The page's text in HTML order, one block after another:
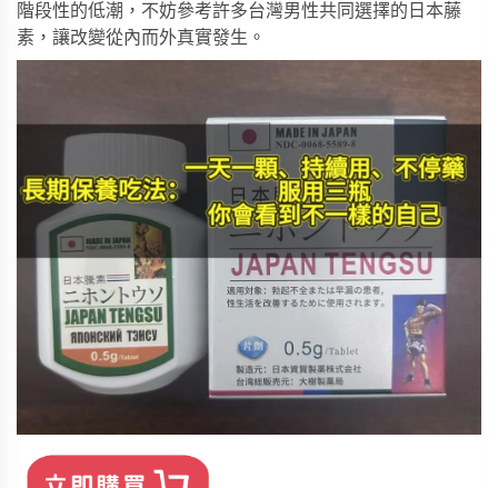
階段性的低潮，不妨參考許多台灣男性共同選擇的 日本藤
素 ，讓改變從內而外真實發生。